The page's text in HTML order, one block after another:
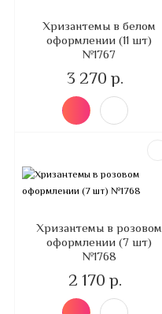
Хризантемы в белом
оформлении (11 шт)
№1767
3 270 р.
Хризантемы в розовом
оформлении (7 шт)
№1768
2 170 р.